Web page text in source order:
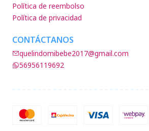
Política de reembolso
Política de privacidad
CONTÁCTANOS
quelindomibebe2017@gmail.com
56956119692